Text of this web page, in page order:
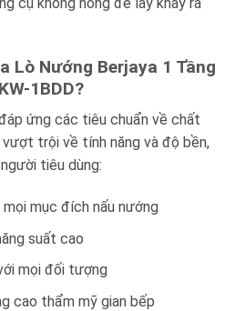
Lò Nướng Berjaya 1 Tầng
1BDD?
ứng các tiêu chuẩn về chất
vượt trội về tính năng và độ bền,
tiêu dùng:
mọi mục đích nấu nướng
suất cao
mọi đối tượng
cao thẩm mỹ gian bếp